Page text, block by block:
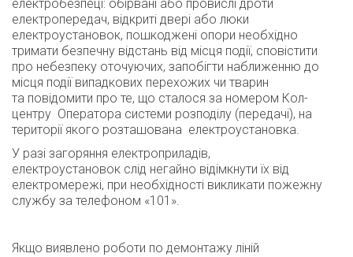
електробезпеці: обірвані або провислі дроти
електропередач, відкриті двері або люки
електроустановок, пошкоджені опори необхідно
тримати безпечну відстань від місця події, сповістити
про небезпеку оточуючих, запобігти наближенню до
місця події випадкових перехожих чи тварин
та повідомити про те, що сталося за номером Кол-
центру Оператора системи розподілу (передачі), на
території якого розташована електроустановка.
У разі загоряння електроприладів,
електроустановок слід негайно відімкнути їх від
електромережі, при необхідності викликати пожежну
службу за телефоном «101».
Якщо виявлено роботи по демонтажу ліній